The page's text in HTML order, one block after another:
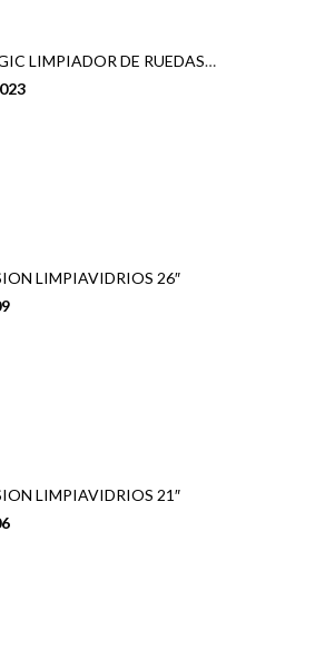
BLACK MAGIC LIMPIADOR DE RUEDAS 23 OZ
LIMPIAVIDRIOS 26″
LIMPIAVIDRIOS 21″